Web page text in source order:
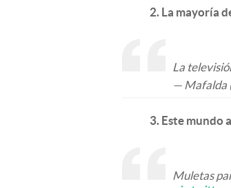
2. La mayoría
La
— Mafalda
3. Este mundo
Muletas